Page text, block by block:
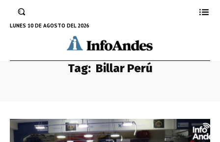
LUNES 10 DE AGOSTO DEL 2026
Tag: Billar Perú